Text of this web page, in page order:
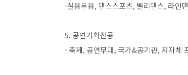
-실용무용, 댄스스포츠, 벨리댄스, 라인
5. 공연기획전공
-축제,공연무대,국가&공기관,지자체